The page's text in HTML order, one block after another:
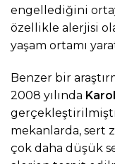
engellediğini
özellikle alerjisi
yaşam ortamı
Benzer bir
2008 yılında
mekanlarda, sert
çok daha düşük